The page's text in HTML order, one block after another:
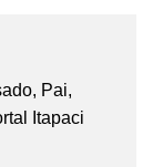
Pai,
Itapaci